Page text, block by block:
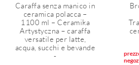
Caraffa senza manico in
ceramica polacca –
1100 ml – Ceramika
Artystyczna – caraffa
versatile per latte,
acqua, succhi e bevande
-